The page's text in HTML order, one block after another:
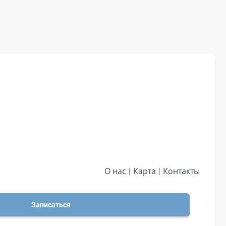
О нас Карта Контакты
Записаться